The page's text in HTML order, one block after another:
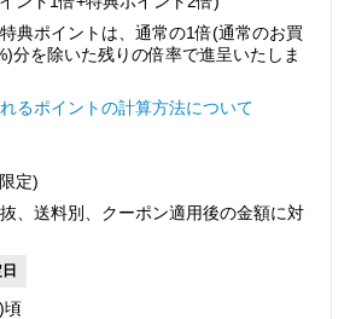
典ポイントは、通常の1倍(通常のお買
分を除いた残りの倍率で進呈いたしま
るポイントの計算方法について
定)
、送料別、クーポン適用後の金額に対
頃